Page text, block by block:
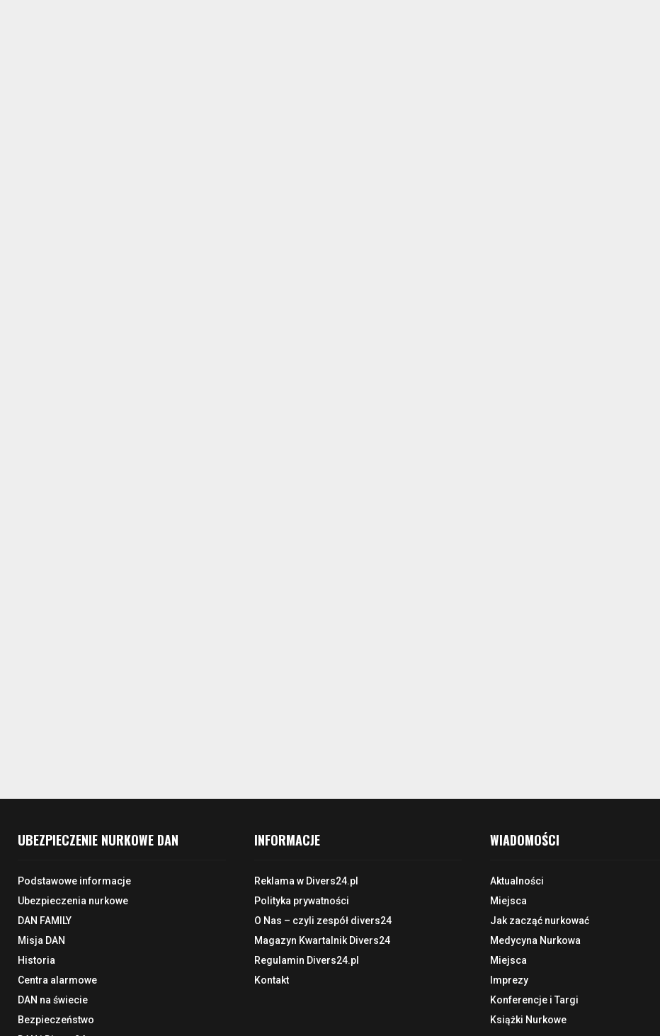
UBEZPIECZENIE NURKOWE DAN
Podstawowe informacje
Ubezpieczenia nurkowe
DAN FAMILY
Misja DAN
Historia
Centra alarmowe
DAN na świecie
Bezpieczeństwo
INFORMACJE
Reklama w Divers24.pl
Polityka prywatności
O Nas – czyli zespół divers24
Magazyn Kwartalnik Divers24
Regulamin Divers24.pl
Kontakt
WIADOMOŚCI
Aktualności
Miejsca
Jak zacząć nurkować
Medycyna Nurkowa
Miejsca
Imprezy
Konferencje i Targi
Książki Nurkowe